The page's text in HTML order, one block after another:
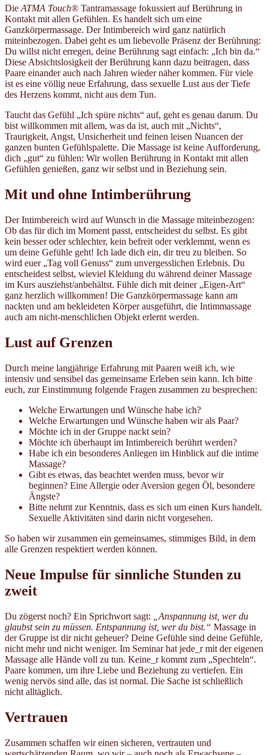
Die ATMA Touch® Tantramassage fokussiert auf Berührung in
Kontakt mit allen Gefühlen. Es handelt sich um eine
Ganzkörpermassage. Der Intimbereich wird ganz natürlich
miteinbezogen. Dabei geht es um liebevolle Präsenz der Berührung:
Du willst nicht erregen, deine Berührung sagt einfach: „Ich bin da.“
Diese Absichtslosigkeit der Berührung kann dazu beitragen, dass
Paare einander auch nach Jahren wieder näher kommen. Für viele
ist es eine völlig neue Erfahrung, dass sexuelle Lust aus der Tiefe
des Herzens kommt, nicht aus dem Tun.
Taucht das Gefühl „Ich spüre nichts“ auf, geht es genau darum. Du
bist willkommen mit allem, was da ist, auch mit „Nichts“,
Traurigkeit, Angst, Unsicherheit und feinen leisen Nuancen der
ganzen bunten Gefühlspalette. Die Massage ist keine Aufforderung,
dich „gut“ zu fühlen: Wir wollen Berührung in Kontakt mit allen
Gefühlen genießen, ganz wir selbst und in Beziehung sein.
Mit und ohne Intimberührung
Der Intimbereich wird auf Wunsch in die Massage miteinbezogen:
Ob das für dich im Moment passt, entscheidest du selbst. Es gibt
kein besser oder schlechter, kein befreit oder verklemmt, wenn es
um deine Gefühle geht! Ich lade dich ein, dir treu zu bleiben. So
wird euer „Tag voll Genuss“ zum unvergesslichen Erlebnis. Du
entscheidest selbst, wieviel Kleidung du während deiner Massage
im Kurs ausziehst/anbehältst. Fühle dich mit deiner „Eigen-Art“
ganz herzlich willkommen! Die Ganzkörpermassage kann am
nackten und am bekleideten Körper ausgeführt, die Intimmassage
auch am nicht-menschlichen Objekt erlernt werden.
Lust auf Grenzen
Durch meine langjährige Erfahrung mit Paaren weiß ich, wie
intensiv und sensibel das gemeinsame Erleben sein kann. Ich bitte
euch, zur Einstimmung folgende Fragen zusammen zu besprechen:
Welche Erwartungen und Wünsche habe ich?
Welche Erwartungen und Wünsche haben wir als Paar?
Möchte ich in der Gruppe nackt sein?
Möchte ich überhaupt im Intimbereich berührt werden?
Habe ich ein besonderes Anliegen im Hinblick auf die intime
Massage?
Gibt es etwas, das beachtet werden muss, bevor wir
beginnen? Eine Allergie oder Aversion gegen Öl, besondere
Ängste?
Bitte nehmt zur Kenntnis, dass es sich um einen Kurs handelt.
Sexuelle Aktivitäten sind darin nicht vorgesehen.
So haben wir zusammen ein gemeinsames, stimmiges Bild, in dem
alle Grenzen respektiert werden können.
Neue Impulse für sinnliche Stunden zu
zweit
Du zögerst noch? Ein Sprichwort sagt:
„Anspannung ist, wer du
glaubst sein zu müssen. Entspannung ist, wer du bist.“ Massage in
der Gruppe ist dir nicht geheuer? Deine Gefühle sind deine Gefühle,
nicht mehr und nicht weniger. Im Seminar hat jede_r mit der eigenen
Massage alle Hände voll zu tun. Keine_r kommt zum „Spechteln“.
Paare kommen, um ihre Liebe und Beziehung zu vertiefen. Ein
wenig nervös sind alle, das ist normal. Die Sache ist schließlich
nicht alltäglich.
Vertrauen
Zusammen schaffen wir einen sicheren, vertrauten und